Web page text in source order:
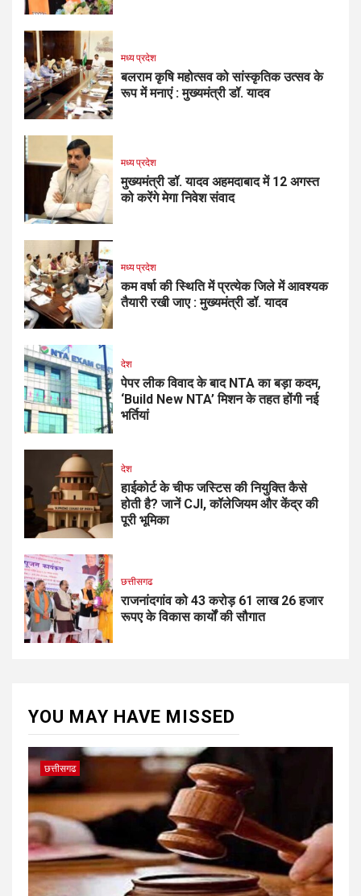
मध्य प्रदेश
बलराम कृषि महोत्सव को सांस्कृतिक उत्सव के
रूप में मनाएं : मुख्यमंत्री डॉ. यादव
मध्य प्रदेश
मुख्यमंत्री डॉ. यादव अहमदाबाद में 12 अगस्त
को करेंगे मेगा निवेश संवाद
मध्य प्रदेश
कम वर्षा की स्थिति में प्रत्येक जिले में आवश्यक
तैयारी रखी जाए : मुख्यमंत्री डॉ. यादव
देश
पेपर लीक विवाद के बाद NTA का बड़ा कदम,
‘Build New NTA’ मिशन के तहत होंगी नई
भर्तियां
देश
हाईकोर्ट के चीफ जस्टिस की नियुक्ति कैसे
होती है? जानें CJI, कॉलेजियम और केंद्र की
पूरी भूमिका
छत्तीसगढ
राजनांदगांव को 43 करोड़ 61 लाख 26 हजार
रूपए के विकास कार्यों की सौगात
YOU MAY HAVE MISSED
छत्तीसगढ